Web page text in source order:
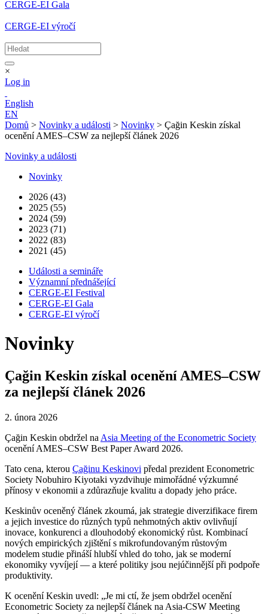
CERGE-EI Gala
CERGE-EI výročí
×
Log in
English
EN
Domů > Novinky a události > Novinky > Çağin Keskin získal
ocenění AMES–CSW za nejlepší článek 2026
Novinky a události
Novinky
2026 (43)
2025 (55)
2024 (59)
2023 (71)
2022 (83)
2021 (45)
Události a semináře
Významní přednášející
CERGE-EI Festival
CERGE-EI Gala
CERGE-EI výročí
Novinky
Çağin Keskin získal ocenění AMES–CSW
za nejlepší článek 2026
2. února 2026
Çağin Keskin obdržel na Asia Meeting of the Econometric Society
ocenění AMES–CSW Best Paper Award 2026.
Tato cena, kterou Çağinu Keskinovi předal prezident Econometric
Society Nobuhiro Kiyotaki vyzdvihuje mimořádné výzkumné
přínosy v ekonomii a zdůrazňuje kvalitu a dopady jeho práce.
Keskinův oceněný článek zkoumá, jak strategie diverzifikace firem
a jejich investice do různých typů nehmotných aktiv ovlivňují
inovace, konkurenci a dlouhodobý ekonomický růst. Kombinací
nových empirických zjištění s mikrofundovaným růstovým
modelem studie přináší hlubší vhled do toho, jak se moderní
ekonomiky vyvíjejí — a které politiky jsou nejúčinnější při podpoře
produktivity.
K ocenění Keskin uvedl: „Je mi ctí, že jsem obdržel ocenění
Econometric Society za nejlepší článek na Asia-CSW Meeting